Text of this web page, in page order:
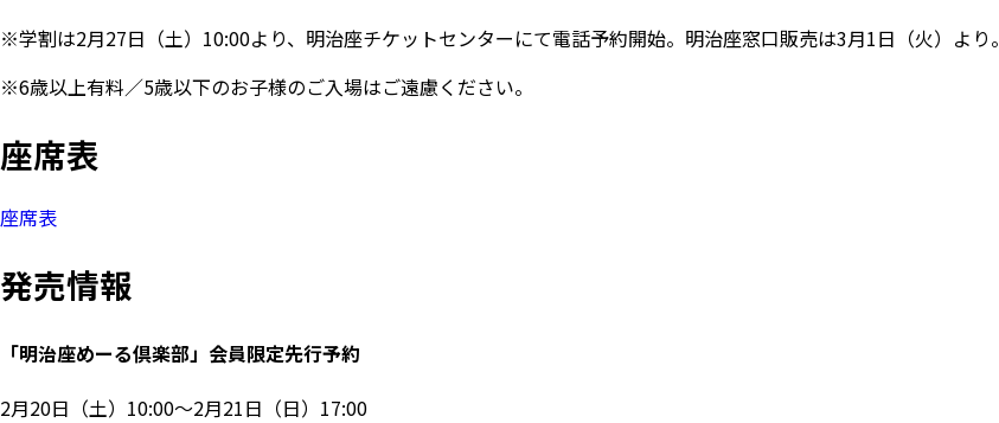
※学割は2月27日（土）10:00より、明治座チケットセンターにて電話予約開始。明治座窓口販売は3月1日（火）より。
※6歳以上有料／5歳以下のお子様のご入場はご遠慮ください。
座席表
座席表
発売情報
「明治座めーる倶楽部」会員限定先行予約
2月20日（土）10:00～2月21日（日）17:00